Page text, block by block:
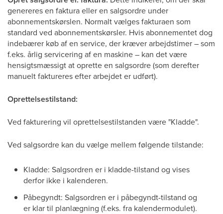
genereres en faktura eller en salgsordre under
abonnementskørslen. Normalt vælges fakturaen som
standard ved abonnementskørsler. Hvis abonnementet dog
indebærer køb af en service, der kræver arbejdstimer – som
f.eks. årlig servicering af en maskine – kan det være
hensigtsmæssigt at oprette en salgsordre (som derefter
manuelt faktureres efter arbejdet er udført).
Oprettelsestilstand:
Ved fakturering vil oprettelsestilstanden være "Kladde".
Ved salgsordre kan du vælge mellem følgende tilstande:
Kladde: Salgsordren er i kladde-tilstand og vises
derfor ikke i kalenderen.
Påbegyndt: Salgsordren er i påbegyndt-tilstand og
er klar til planlægning (f.eks. fra kalendermodulet).